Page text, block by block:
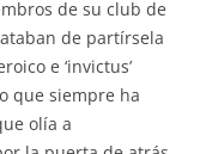
de su club de
de partírsela
e ‘invictus’
que siempre ha
olía a